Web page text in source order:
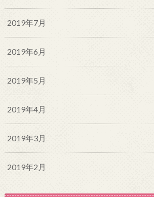
2019年7月
2019年6月
2019年5月
2019年4月
2019年3月
2019年2月